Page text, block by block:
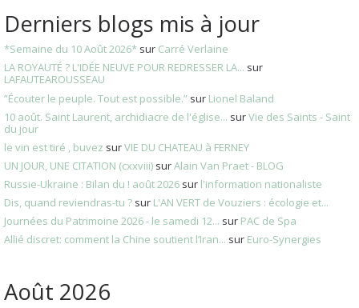
Derniers blogs mis à jour
*Semaine du 10 Août 2026* sur Carré Verlaine
LA ROYAUTÉ ? L'IDÉE NEUVE POUR REDRESSER LA... sur
LAFAUTEAROUSSEAU
”Écouter le peuple. Tout est possible.” sur Lionel Baland
10 août. Saint Laurent, archidiacre de l'église... surVie des Saints - Saint
du jour
le vin est tiré , buvez surVIE DU CHATEAU à FERNEY
UN JOUR, UNE CITATION (cxxviii) surAlain Van Praet - BLOG
Russie-Ukraine : Bilan du ! août 2026 sur l'information nationaliste
Dis, quand reviendras-tu ? sur L'AN VERT de Vouziers : écologie et...
Journées du Patrimoine 2026 - le samedi 12... sur PAC de Spa
Allié discret: comment la Chine soutient l’Iran... sur Euro-Synergies
Août 2026